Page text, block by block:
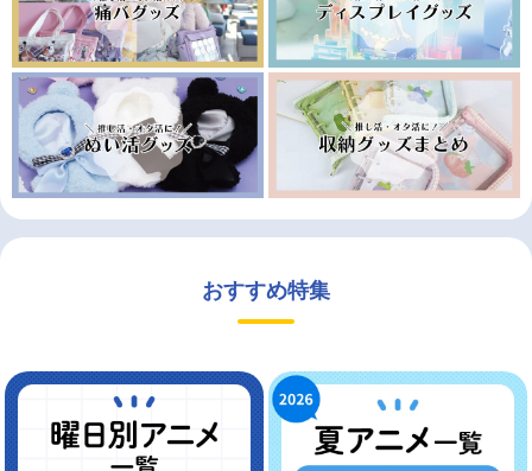
おすすめ特集